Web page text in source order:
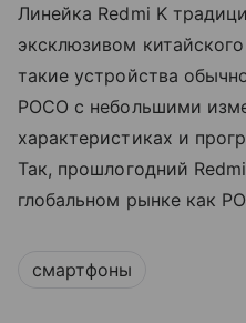
Линейка Redmi K
эксклюзивом
такие устройства
POCO с небольшими
характеристиках и
Так, прошлогодний
глобальном рынке как
смартфоны